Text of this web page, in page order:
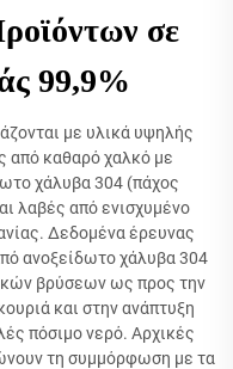
σε
99,9%
με υλικά υψηλής
από καθαρό χαλκό με
χάλυβα 304 (πάχος
λαβές από ενισχυμένο
Δεδομένα έρευνας
ανοξείδωτο χάλυβα 304
βρύσεων ως προς την
και στην ανάπτυξη
πόσιμο νερό. Αρχικές
τη συμμόρφωση με τα